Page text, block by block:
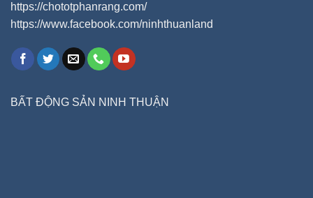
https://chototphanrang.com/
https://www.facebook.com/ninhthuanland
BẤT ĐỘNG SẢN NINH THUẬN